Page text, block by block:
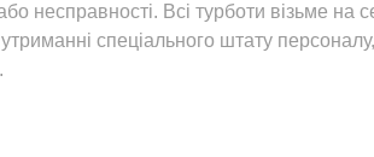
несправності. Всі турботи візьме на
спеціального штату